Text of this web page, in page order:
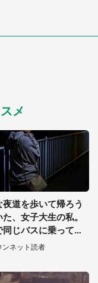
メ
道を歩いて帰ろう
、女子大生の私。
じバスに乗ってた
をかけられて(長野
女性)
ンネット読者